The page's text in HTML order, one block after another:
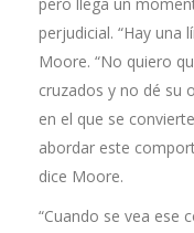
perjudicial. “Hay una
Moore. “No quiero
cruzados y no dé su
en el que se
abordar este
dice Moore.
“Cuando se vea ese